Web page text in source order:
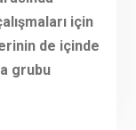
için
de içinde
grubu